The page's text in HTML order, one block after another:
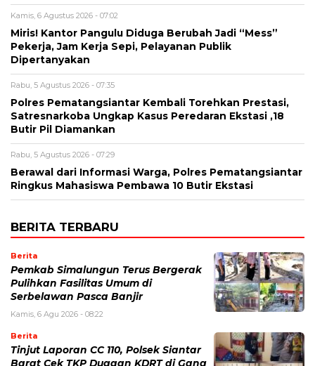
Kamis, 6 Agustus 2026 - 07:02
Miris! Kantor Pangulu Diduga Berubah Jadi “Mess”
Pekerja, Jam Kerja Sepi, Pelayanan Publik
Dipertanyakan
Rabu, 5 Agustus 2026 - 07:35
Polres Pematangsiantar Kembali Torehkan Prestasi,
Satresnarkoba Ungkap Kasus Peredaran Ekstasi ,18
Butir Pil Diamankan
Rabu, 5 Agustus 2026 - 07:29
Berawal dari Informasi Warga, Polres Pematangsiantar
Ringkus Mahasiswa Pembawa 10 Butir Ekstasi
BERITA TERBARU
Berita
Pemkab Simalungun Terus Bergerak
Pulihkan Fasilitas Umum di
Serbelawan Pasca Banjir
Kamis, 6 Agu 2026 - 08:22
Berita
Tinjut Laporan CC 110, Polsek Siantar
Barat Cek TKP Dugaan KDRT di Gang